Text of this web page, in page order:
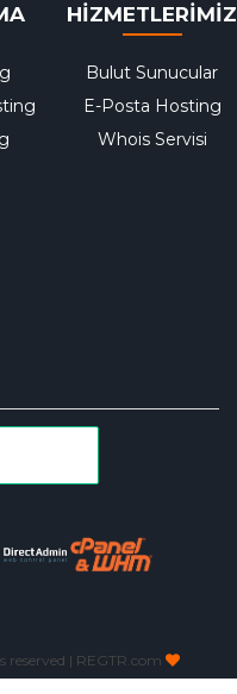
HİZMETLERİMİZ
Bulut Sunucular
E-Posta Hosting
Whois Servisi
reserved | REGTR.com